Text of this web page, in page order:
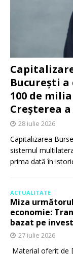
București
100 de
Creșterea
28 iulie 2026
Capitalizarea
sistemul
prima dată în
ACTUALITATE
Miza
economie:
bazat pe
27 iulie 2026
Material oferit de